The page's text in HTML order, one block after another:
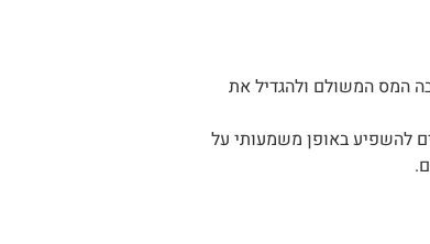
המס המשולם ולהגדיל את
להשפיע באופן משמעותי על